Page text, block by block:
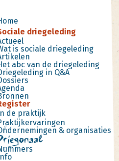
driegeleding
is sociale driegeleding
abc van de driegeleding
in Q&A
de praktijk
& organisaties